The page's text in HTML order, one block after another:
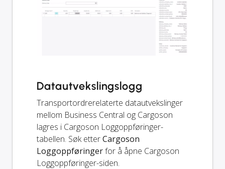
Datautvekslingslogg
Transportordrerelaterte datautvekslinger
mellom Business Central og Cargoson
lagres i Cargoson Loggoppføringer-
tabellen. Søk etterCargoson
Loggoppføringerfor å åpne Cargoson
Loggoppføringer-siden.